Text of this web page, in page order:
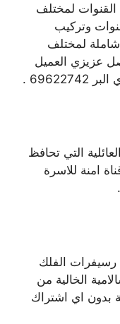
لمختلف
وتركيب
شاملة لمختلف
عزيزي العميل
.
التي تحافظ
الاطفال والتي تحتوي على 13 قناة امنة للاسرة
رسيفرات الفلك
الخالية من
بدون اي اشتراك